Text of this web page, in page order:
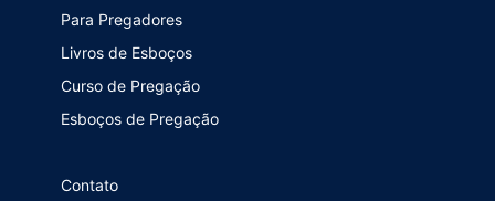
Para Pregadores
Livros de Esboços
Curso de Pregação
Esboços de Pregação
Contato